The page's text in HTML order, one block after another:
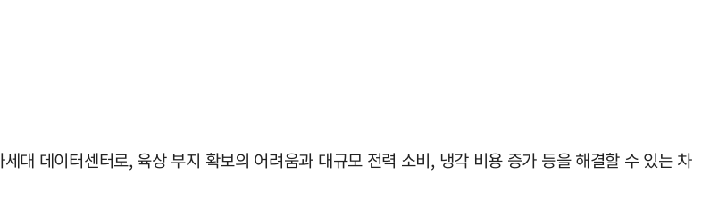
대 데이터센터로, 육상 부지 확보의 어려움과 대규모 전력 소비, 냉각 비용 증가 등을 해결할 수 있는 차